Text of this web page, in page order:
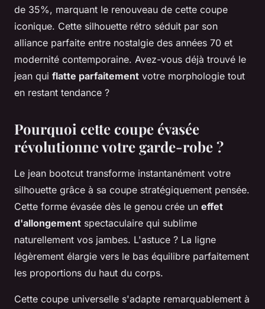
de 35%, marquant le renouveau de cette coupe
iconique. Cette silhouette rétro séduit par son
alliance parfaite entre nostalgie des années 70 et
modernité contemporaine. Avez-vous déjà trouvé le
jean qui flatte parfaitement votre morphologie tout
en restant tendance ?
Pourquoi cette coupe évasée
révolutionne votre garde-robe ?
Le jean bootcut transforme instantanément votre
silhouette grâce à sa coupe stratégiquement pensée.
Cette forme évasée dès le genou crée un effet
d'allongement spectaculaire qui sublime
naturellement vos jambes. L'astuce ? La ligne
légèrement élargie vers le bas équilibre parfaitement
les proportions du haut du corps.
Cette coupe universelle s'adapte remarquablement à